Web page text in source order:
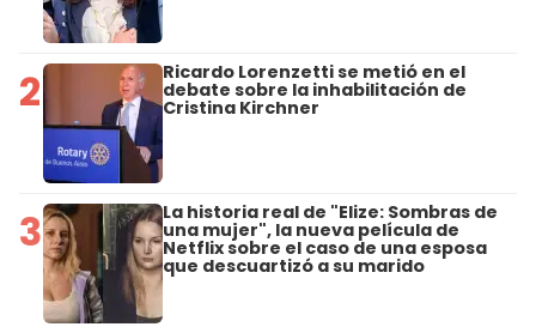
2 Ricardo Lorenzetti se metió en el
debate sobre la inhabilitación de
Cristina Kirchner
3 La historia real de "Elize: Sombras de
una mujer", la nueva película de
Netflix sobre el caso de una esposa
que descuartizó a su marido